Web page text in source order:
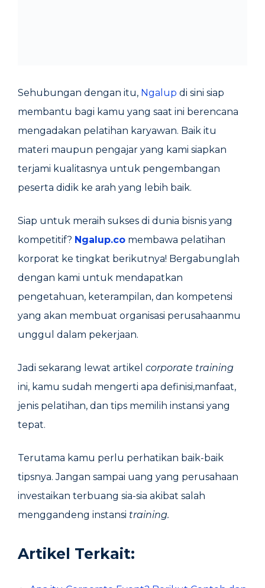
Sehubungan dengan itu, Ngalup di sini siap
membantu bagi kamu yang saat ini berencana
mengadakan pelatihan karyawan. Baik itu
materi maupun pengajar yang kami siapkan
terjami kualitasnya untuk pengembangan
peserta didik ke arah yang lebih baik.
Siap untuk meraih sukses di dunia bisnis yang
kompetitif? Ngalup.co membawa pelatihan
korporat ke tingkat berikutnya! Bergabunglah
dengan kami untuk mendapatkan
pengetahuan, keterampilan, dan kompetensi
yang akan membuat organisasi perusahaanmu
unggul dalam pekerjaan.
Jadi sekarang lewat artikel corporate training
ini, kamu sudah mengerti apa definisi,manfaat,
jenis pelatihan, dan tips memilih instansi yang
tepat.
Terutama kamu perlu perhatikan baik-baik
tipsnya. Jangan sampai uang yang perusahaan
investaikan terbuang sia-sia akibat salah
menggandeng instansi training.
Artikel Terkait: